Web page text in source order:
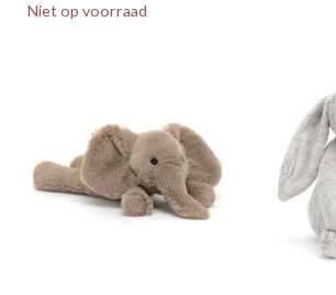
Niet op voorraad